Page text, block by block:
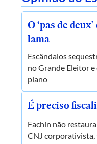
O ‘pas de
lama
Escândalos
no Grande Eleitor
plano
É preciso
Fachin não
CNJ corporativista,